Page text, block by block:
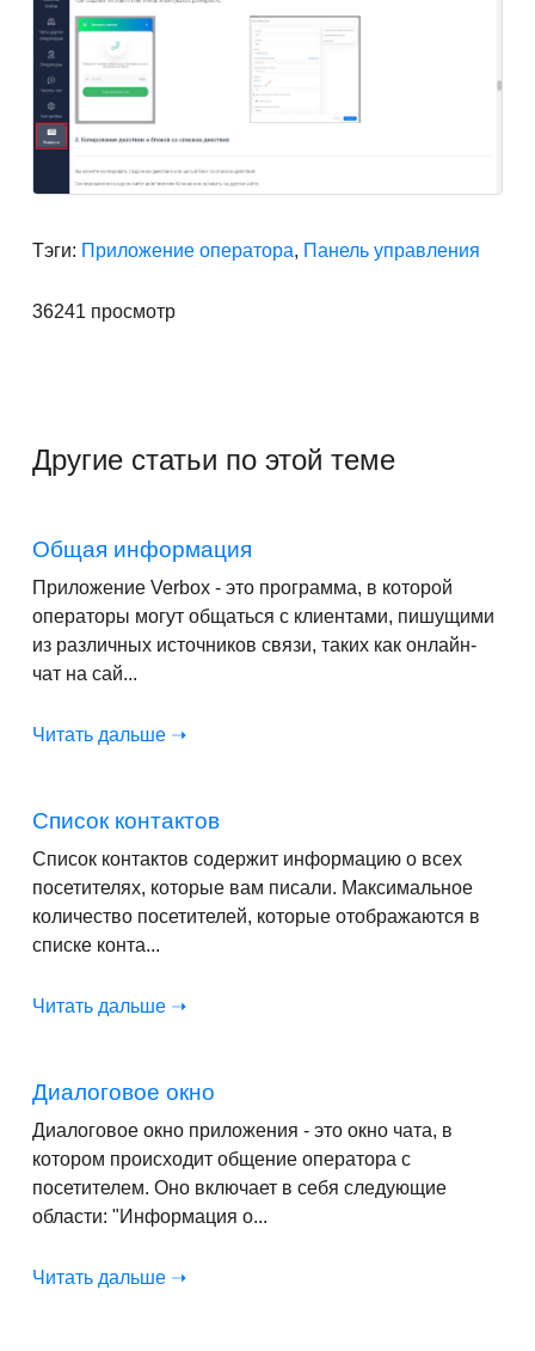
Тэги: Приложение оператора, Панель управления
36241 просмотр
Другие статьи по этой теме
Общая информация
Приложение Verbox - это программа, в которой
операторы могут общаться с клиентами, пишущими
из различных источников связи, таких как онлайн-
чат на сай...
Читать дальше ➝
Список контактов
Список контактов содержит информацию о всех
посетителях, которые вам писали. Максимальное
количество посетителей, которые отображаются в
списке конта...
Читать дальше ➝
Диалоговое окно
Диалоговое окно приложения - это окно чата, в
котором происходит общение оператора с
посетителем. Оно включает в себя следующие
области: "Информация о...
Читать дальше ➝